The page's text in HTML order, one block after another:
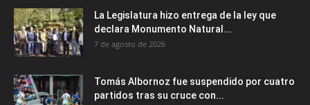
La Legislatura hizo entrega de la ley que
declara Monumento Natural...
7 de agosto de 2026
Tomás Albornoz fue suspendido por cuatro
partidos tras su cruce con...